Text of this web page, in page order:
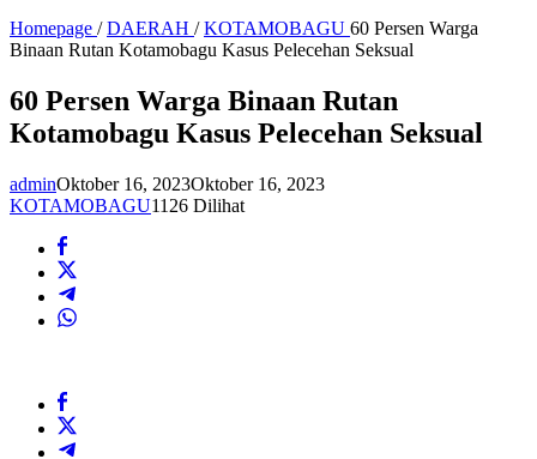
Homepage / DAERAH / KOTAMOBAGU 60 Persen Warga
Binaan Rutan Kotamobagu Kasus Pelecehan Seksual
60 Persen Warga Binaan Rutan
Kotamobagu Kasus Pelecehan Seksual
adminOktober 16, 2023Oktober 16, 2023
KOTAMOBAGU1126 Dilihat